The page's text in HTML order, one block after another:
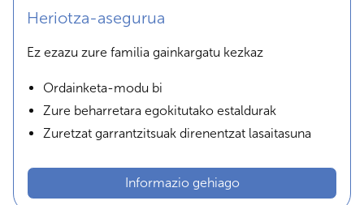
Heriotza-asegurua
Ez ezazu zure familia gainkargatu kezkaz
Ordainketa-modu bi
Zure beharretara egokitutako estaldurak
Zuretzat garrantzitsuak direnentzat lasaitasuna
Informazio gehiago